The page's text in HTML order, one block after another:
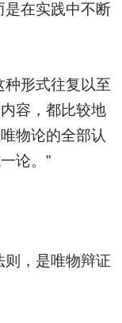
是在实践中不断
种形式往复以至
容，都比较地
物论的全部认
论。”
则，是唯物辩证